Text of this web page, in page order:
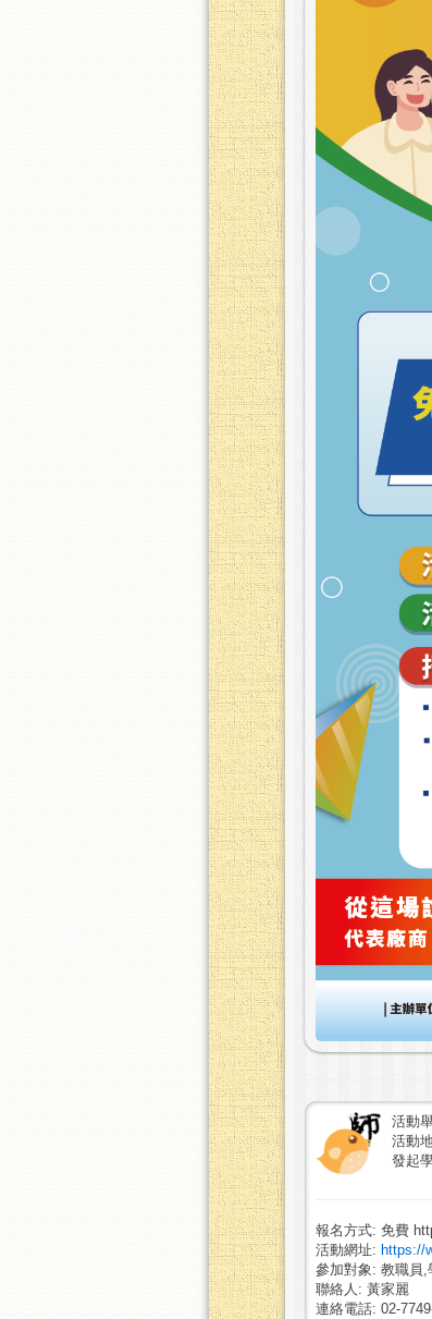
活動
活動
發起
報名方式: 免費
活動網址: https://
參加對象: 教職員,
聯絡人: 黃家麗
連絡電話: 02-